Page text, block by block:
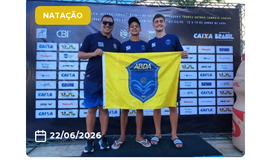
NATAÇÃO
22/06/2026